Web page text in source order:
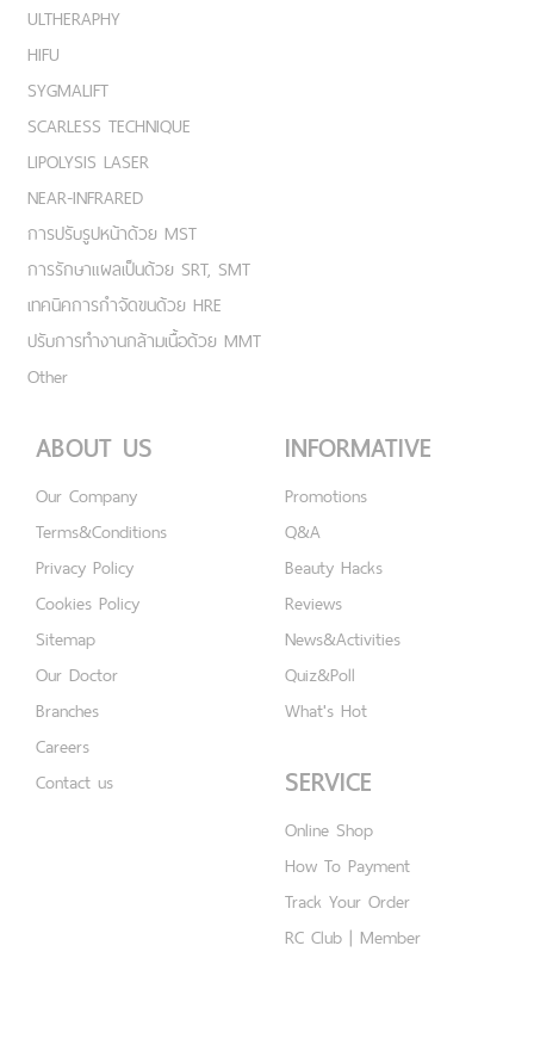
ULTHERAPHY
HIFU
SYGMALIFT
SCARLESS TECHNIQUE
LIPOLYSIS LASER
NEAR-INFRARED
การปรับรูปหน้าด้วย MST
การรักษาแผลเป็นด้วย SRT, SMT
เทคนิคการกำจัดขนด้วย HRE
ปรับการทำงานกล้ามเนื้อด้วย MMT
Other
ABOUT US
Our Company
Terms&Conditions
Privacy Policy
Cookies Policy
Sitemap
Our Doctor
Branches
Careers
Contact us
INFORMATIVE
Promotions
Q&A
Beauty Hacks
Reviews
News&Activities
Quiz&Poll
What's Hot
SERVICE
Online Shop
How To Payment
Track Your Order
RC Club | Member